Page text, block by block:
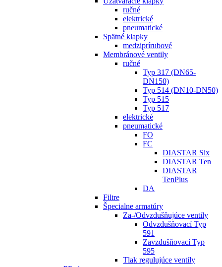
ručné
elektrické
pneumatické
Spätné klapky
medziprírubové
Membránové ventily
ručné
Typ 317 (DN65-
DN150)
Typ 514 (DN10-DN50)
Typ 515
Typ 517
elektrické
pneumatické
FO
FC
DIASTAR Six
DIASTAR Ten
DIASTAR
TenPlus
DA
Filtre
Špecialne armatúry
Za-/Odvzdušňujúce ventily
Odvzdušňovací Typ
591
Zavzdušňovací Typ
595
Tlak regulujúce ventily